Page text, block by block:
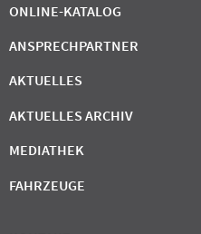
ONLINE-KATALOG
ANSPRECHPARTNER
AKTUELLES
AKTUELLES ARCHIV
MEDIATHEK
FAHRZEUGE